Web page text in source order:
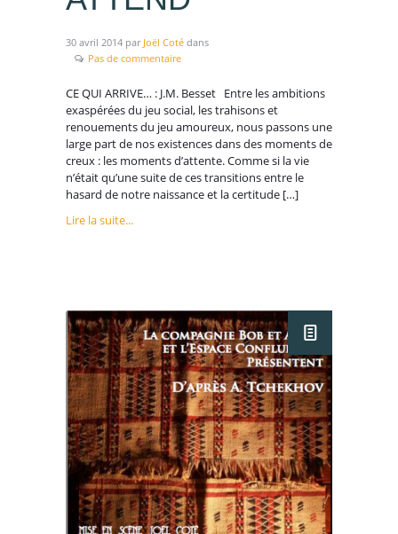
30 avril 2014 par Joël Coté dans
Pas de commentaire
CE QUI ARRIVE… : J.M. Besset Entre les ambitions
exaspérées du jeu social, les trahisons et
renouements du jeu amoureux, nous passons une
large part de nos existences dans des moments de
creux : les moments d’attente. Comme si la vie
n’était qu’une suite de ces transitions entre le
hasard de notre naissance et la certitude […]
Lire la suite...